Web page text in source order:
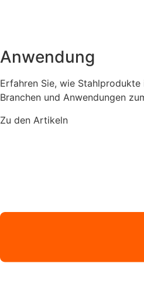
Anwendung
Erfahren Sie, wie
Branchen und Anwendungen
Zu den Artikeln